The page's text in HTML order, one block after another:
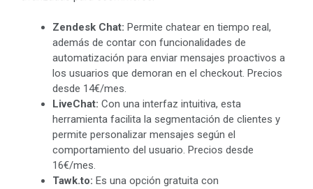
Zendesk Chat: Permite chatear en tiempo real,
además de contar con funcionalidades de
automatización para enviar mensajes proactivos a
los usuarios que demoran en el checkout. Precios
desde 14€/mes.
LiveChat: Con una interfaz intuitiva, esta
herramienta facilita la segmentación de clientes y
permite personalizar mensajes según el
comportamiento del usuario. Precios desde
16€/mes.
Tawk.to: Es una opción gratuita con